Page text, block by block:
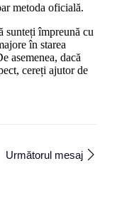
metoda oficială.
împreună cu
în starea
asemenea, dacă
cereți ajutor de
Următorul mesaj